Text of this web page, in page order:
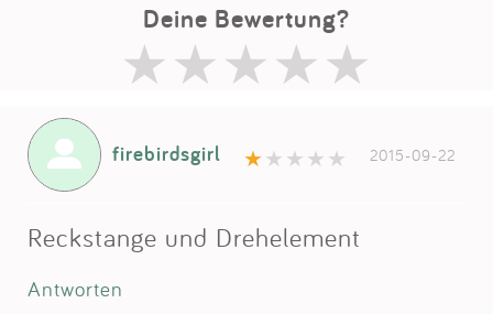
Deine Bewertung?
firebirdsgirl 2015-09-22
Reckstange und Drehelement
Antworten